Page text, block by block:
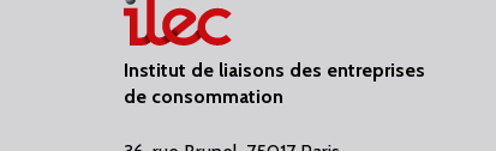
Institut de liaisons des entreprises
de consommation